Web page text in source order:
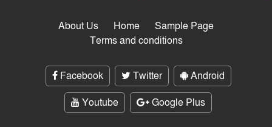
About Us Home
Sample Page
Terms and conditions
Facebook Twitter
Android
Youtube
Google Plus